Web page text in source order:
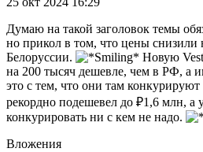
Думаю на такой заголовок темы
но прикол в том, что цены снизили
Белоруссии.
Новую
на 200 тысяч дешевле, чем в РФ, а
это с тем, что они там
рекордно подешевел до ₽1,6 млн, а
конкурировать ни с кем не надо.
Вложения